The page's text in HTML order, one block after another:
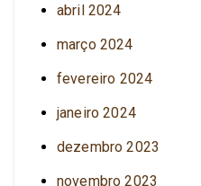
abril 2024
março 2024
fevereiro 2024
janeiro 2024
dezembro 2023
novembro 2023